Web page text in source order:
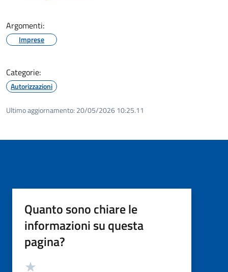
Argomenti:
Imprese
Categorie:
Autorizzazioni
Ultimo aggiornamento: 20/05/2026 10:25.11
Quanto sono chiare le
informazioni su questa
pagina?
Valutazione